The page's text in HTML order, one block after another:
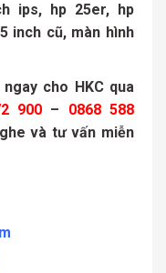
ips, hp 25er, hp
inch cũ, màn hình
cho HKC qua
900 – 0868 588
và tư vấn miễn